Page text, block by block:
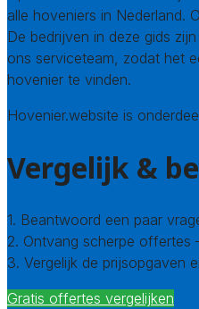
alle hoveniers in Nederland.
De bedrijven in deze gids
ons serviceteam, zodat het
hovenier te vinden.
Hovenier.website is
Vergelijk &
1. Beantwoord een paar
2. Ontvang scherpe offertes
3. Vergelijk de prijsopgaven
Gratis offertes vergelijken